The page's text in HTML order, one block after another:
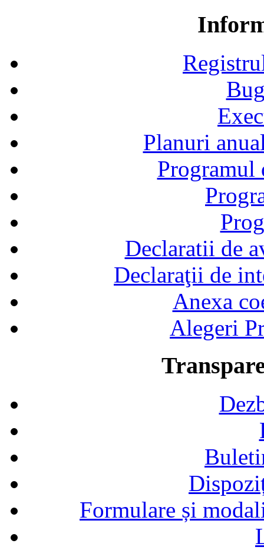
Planuri
Declaratii de
Declaraţii de
Anexa
Alegeri
Formulare și